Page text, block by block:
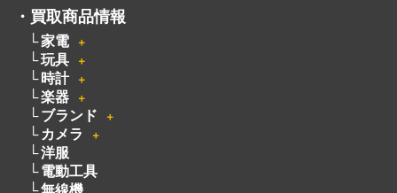
ブランド ＋
カメラ
洋服
電動工具
無線機
ピアノ
厨房機器
着物
骨董品
釣具